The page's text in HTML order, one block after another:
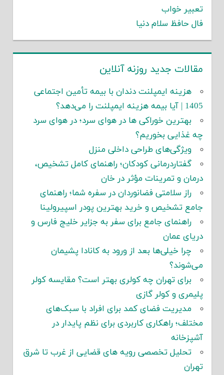
تعبیر خواب
فال حافظ سلام دنیا
مقالات جدید روزنه آنلاین
هزینه ایمپلنت دندان با بیمه تأمین اجتماعی
1405 | آیا بیمه هزینه ایمپلنت را می‌دهد؟
بهترین خوراکی ها در هوای سرد؛ در هوای سرد
چه غذایی بخوریم؟
ویژگی‌های طراحی داخلی منزل
گفتاردرمانی کودکان؛ راهنمای کامل تشخیص،
درمان و تمرینات مؤثر در خان
راز سلامتی فضانوردان در سفره شما؛ راهنمای
جامع تشخیص و خرید بهترین پودر اسپیرولینا
راهنمای جامع برای سفر به جزایر خلیج فارس و
دریای عمان
چرا خیلی‌ها بعد از ورود به کانادا پشیمان
می‌شوند؟
برای تهران چه کولری بهتر است؟ مقایسه کولر
پلیمری و کولر گازی
مدیریت فضای کمد برای افراد با سبک‌های
مختلف؛ راهکاری کاربردی برای نظم پایدار در
آشپزخانه
تحلیل تخصصی رویه های قضایی از غرب تا شرق
تهران